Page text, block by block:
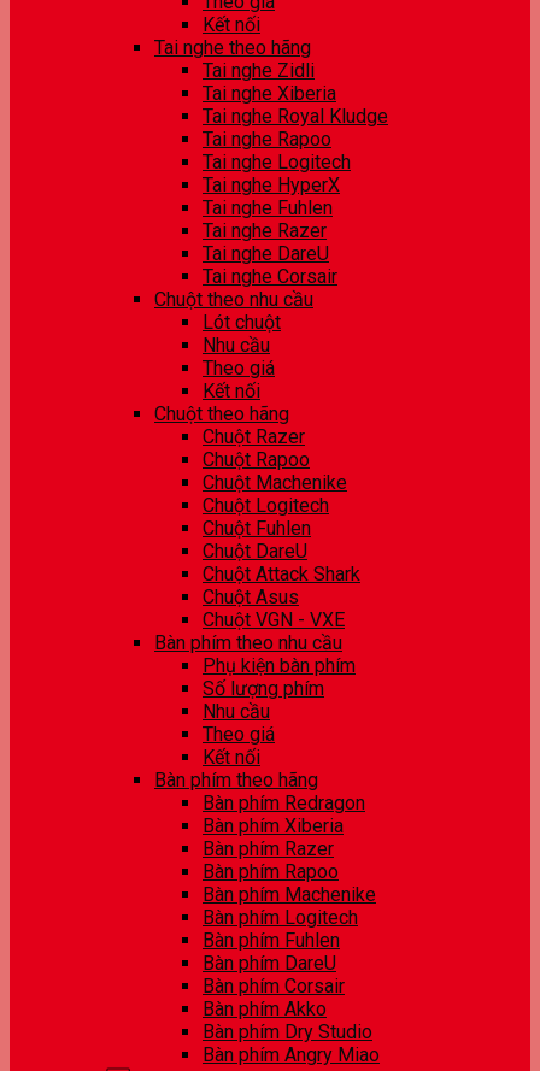
Kết nối
Tai nghe theo hãng
Tai nghe Zidli
Tai nghe Xiberia
Tai nghe Royal Kludge
Tai nghe Rapoo
Tai nghe Logitech
Tai nghe HyperX
Tai nghe Fuhlen
Tai nghe Razer
Tai nghe DareU
Tai nghe Corsair
Chuột theo nhu cầu
Lót chuột
Nhu cầu
Theo giá
Kết nối
Chuột theo hãng
Chuột Razer
Chuột Rapoo
Chuột Machenike
Chuột Logitech
Chuột Fuhlen
Chuột DareU
Chuột Attack Shark
Chuột Asus
Chuột VGN - VXE
Bàn phím theo nhu cầu
Phụ kiện bàn phím
Số lượng phím
Nhu cầu
Theo giá
Kết nối
Bàn phím theo hãng
Bàn phím Redragon
Bàn phím Xiberia
Bàn phím Razer
Bàn phím Rapoo
Bàn phím Machenike
Bàn phím Logitech
Bàn phím Fuhlen
Bàn phím DareU
Bàn phím Corsair
Bàn phím Akko
Bàn phím Dry Studio
Bàn phím Angry Miao